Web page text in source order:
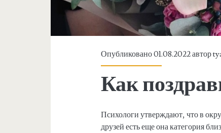
Опубликовано 01.08.2022 автор
Как
Психологи утверждают, что в
друзей есть еще она категория